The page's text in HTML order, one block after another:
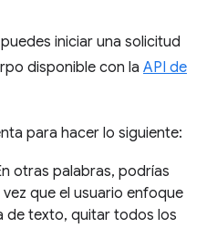
iniciar una solicitud
disponible con la API de
para hacer lo siguiente:
otras palabras, podrías
que el usuario enfoque
de texto, quitar todos los